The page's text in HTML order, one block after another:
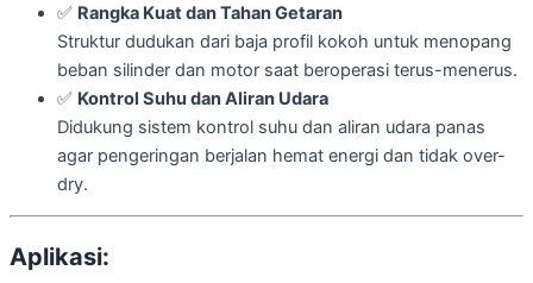
✅ Rangka Kuat dan Tahan Getaran
Struktur dudukan dari baja profil kokoh untuk menopang
beban silinder dan motor saat beroperasi terus-menerus.
✅ Kontrol Suhu dan Aliran Udara
Didukung sistem kontrol suhu dan aliran udara panas
agar pengeringan berjalan hemat energi dan tidak over-
dry.
Aplikasi: